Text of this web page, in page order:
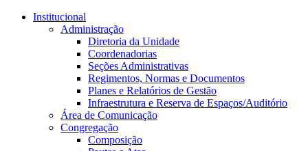
Conteúdo principal
Institucional
Administração
Diretoria da Unidade
Coordenadorias
Seções Administrativas
Regimentos, Normas e Documentos
Planes e Relatórios de Gestão
Infraestrutura e Reserva de Espaços/Auditório
Área de Comunicação
Congregação
Composição